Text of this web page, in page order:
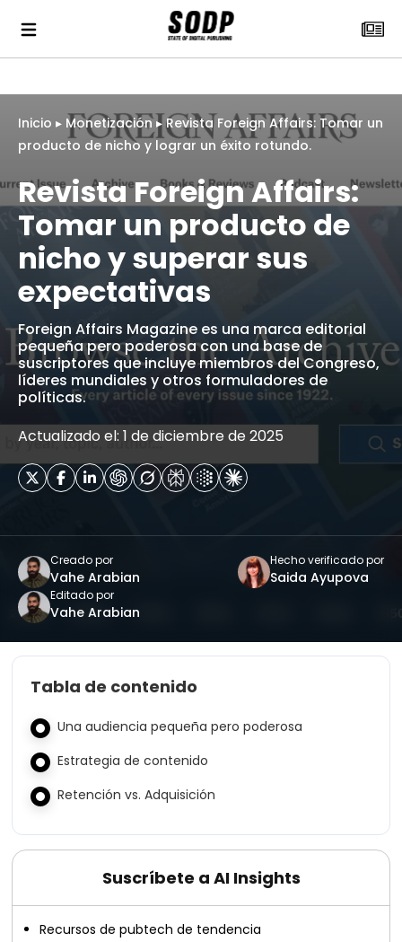
Inicio ▸ Monetización▸ Revista Foreign Affairs: Tomar un
producto de nicho y lograr un éxito rotundo.
Revista Foreign Affairs:
Tomar un producto de
nicho y superar sus
expectativas
Foreign Affairs Magazine es una marca editorial
pequeña pero poderosa con una base de
suscriptores que incluye miembros del Congreso,
líderes mundiales y otros formuladores de
políticas.
Actualizado el: 1 de diciembre de 2025
Creado por
Vahe Arabian
Hecho verificado por
Saida Ayupova
Editado por
Vahe Arabian
Tabla de contenido
Una audiencia pequeña pero poderosa
Estrategia de contenido
Retención vs. Adquisición
Suscríbete a AI Insights
Recursos de pubtech de tendencia